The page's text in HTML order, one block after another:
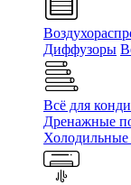
Диффузоры
Всё для
Дренажные
Холодильные